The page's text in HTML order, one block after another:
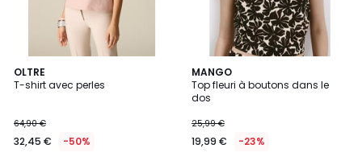
OLTRE
T-shirt avec perles
64,90 €
32,45 € -50%
2
Couleurs
MANGO
Top fleuri à boutons dans le
dos
25,99 €
19,99 € -23%